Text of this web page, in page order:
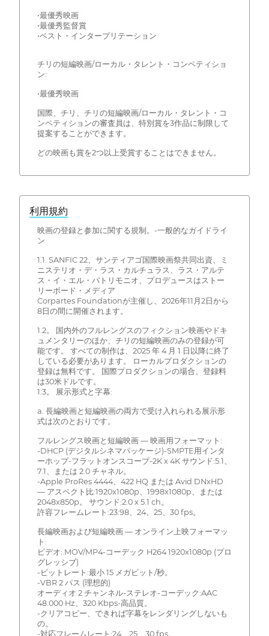
•最優秀映画
•最優秀監督賞
•ベスト・インタープリテーション
チリの短編映画/ローカル・タレント・コンペティショ
ン:
•最優秀映画
国際、チリ、チリの短編映画/ローカル・タレント・コ
ンペティションの審査員は、特別賞を3作品に制限して
提案することができます。
どの映画も賞を2つ以上受賞することはできません。
利用規約
映画の登録と参加に関する規制。-一般的なガイドライ
ン
1.1. SANFIC 22、サンティアゴ国際映画祭共同出資、ミ
ニステリオ・デ・ラス・カルチュラス、ラス・アルテ
ス・イ・エル・パトリモニオ、プロデュースはストー
リーボード・メディア
Corpartes Foundationが主催し、2026年11月2日から
8日の間に開催されます。
1.2。 国内外のフルレングスのフィクション映画やドキ
ュメンタリーのほか、チリの短編映画のみの登録が可
能です。 すべての制作は、2025 年 4 月 1 日以降に終了
している必要があります。 ローカルプロダクションの
登録は無料です。 国際プロダクションの場合、登録料
は30米ドルです。
1.3。 展示形式と字幕:
a. 長編映画と短編映画の両方で受け入れられる展示形
式は次のとおりです。
フルレングス映画と短編映画 — 映画用フォーマット:
-DHCP (デジタルシネマパッケージ)-SMPTE用インタ
ーホップ-フラットオンスコープ-2K x 4K サウンド:5.1、
7.1、または 2.0 チャネル。
-Apple ProRes 4444、422 HQ または Avid DNxHD
— アスペクト比:1920x1080p、1998x1080p、または
2048x850p。 サウンド:2.0 x 5.1 ch。
許容フレームレート:23:98、24、25、30 fps。
長編映画および短編映画 — オンライン上映フォーマッ
ト:
ビデオ:.MOV/MP4-コーデック H264 1920x1080p (プロ
グレッシブ)
-ビットレート:最小 15 メガビット/秒。
-VBR 2 パス (理想的)
オーディオ 2 チャンネル-ステレオ-コーデック:AAC
48.000 Hz、320 Kbps-高品質。
-クリアコピー、できれば字幕をレンダリングしないも
の。
-対応フレームレート:24、25、30 fps。